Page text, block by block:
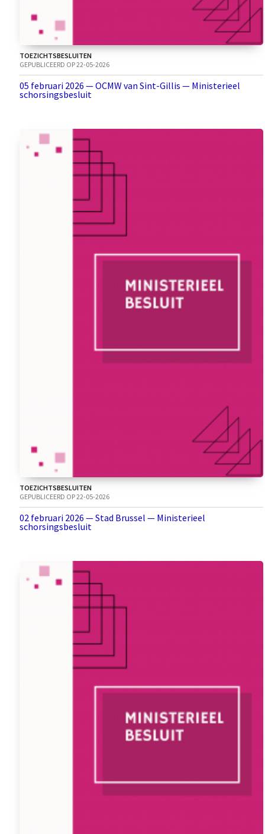
TOEZICHTSBESLUITEN
GEPUBLICEERD OP 22-05-2026
05 februari 2026 — OCMW van Sint-Gillis — Ministerieel
schorsingsbesluit
TOEZICHTSBESLUITEN
GEPUBLICEERD OP 22-05-2026
02 februari 2026 — Stad Brussel — Ministerieel
schorsingsbesluit